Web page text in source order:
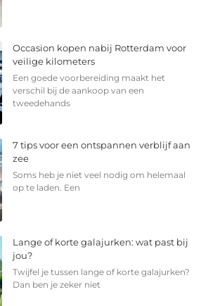
Occasion kopen nabij Rotterdam voor
veilige kilometers
Een goede voorbereiding maakt het
verschil bij de aankoop van een
tweedehands
7 tips voor een ontspannen verblijf aan
zee
Soms heb je niet veel nodig om helemaal
op te laden. Een
Lange of korte galajurken: wat past bij
jou?
Twijfel je tussen lange of korte galajurken?
Dan ben je zeker niet